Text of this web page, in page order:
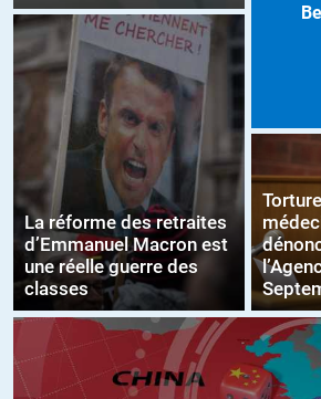
La réforme des retraites
d’Emmanuel Macron est
une réelle guerre des
classes